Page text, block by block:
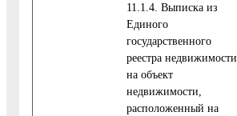
11.1.4. Выписка из
Единого
государственного
реестра недвижимости
на объект
недвижимости,
расположенный на